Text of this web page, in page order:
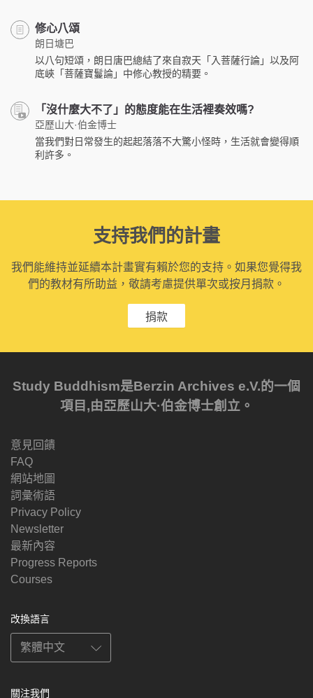
修心八頌
朗日塘巴
以八句短頌，朗日唐巴總結了來自寂天「入菩薩行論」以及阿
底峽「菩薩寶鬘論」中修心教授的精要。
「沒什麼大不了」的態度能在生活裡奏效嗎?
亞歷山大·伯金博士
當我們對日常發生的起起落落不大驚小怪時，生活就會變得順
利許多。
支持我們的計畫
我們能維持並延續本計畫實有賴於您的支持。如果您覺得我
們的教材有所助益，敬請考慮提供單次或按月捐款。
捐款
Study Buddhism是Berzin Archives e.V.的一個
項目,由亞歷山大·伯金博士創立。
意見回饋
FAQ
網站地圖
詞彙術語
Privacy Policy
Newsletter
最新內容
Progress Reports
Courses
改換語言
關注我們